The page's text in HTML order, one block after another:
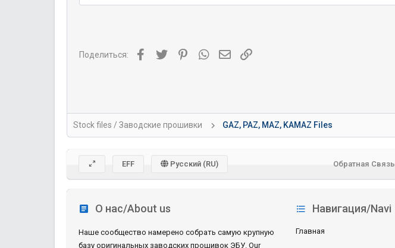
Поделиться: Facebook
Twitter PinterestWhatsAppЭлектронная почта
Ссылка
Stock files / Заводские прошивки GAZ, PAZ, MAZ, KAMAZ Files
О нас/About us
Наше сообщество намерено собрать самую крупную
базу оригинальных заводских прошивок ЭБУ. Our
Навигация/Navi
Главная
EFF Русский (RU) Обратная Связь